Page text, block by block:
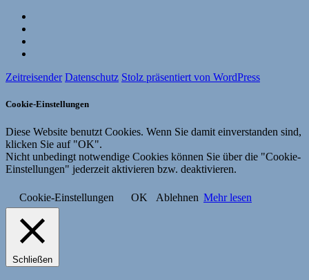
Zeitreisender Datenschutz Stolz präsentiert von WordPress
Cookie-Einstellungen
Diese Website benutzt Cookies. Wenn Sie damit einverstanden sind,
klicken Sie auf "OK".
Nicht unbedingt notwendige Cookies können Sie über die "Cookie-
Einstellungen" jederzeit aktivieren bzw. deaktivieren.
Cookie-Einstellungen OK Ablehnen Mehr lesen
Schließen